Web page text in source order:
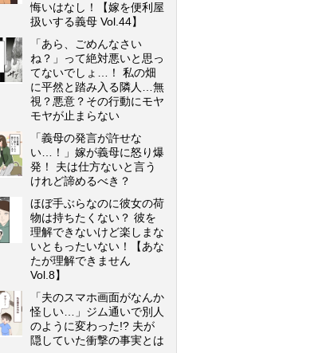
悔いはなし！【嫁を便利屋
扱いする義母 Vol.44】
「あら、ごめんなさい
ね？」って絶対悪いと思っ
てないでしょ…！ 私の畑
に平然と踏み入る隣人…無
視？悪意？その行動にモヤ
モヤが止まらない
「義母の発言が許せな
い…！」嫁が義母に怒り爆
発！ 夫は仕方ないと言う
けれど諦めるべき？
ほぼ手ぶらなのに彼女の荷
物は持ちたくない？ 彼を
理解できないけど楽しまな
いともったいない！【あな
たが理解できません
Vol.8】
「夫のスマホ画面がなんか
怪しい…」ジム通いで別人
のように変わった!? 夫が
隠していた衝撃の事実とは